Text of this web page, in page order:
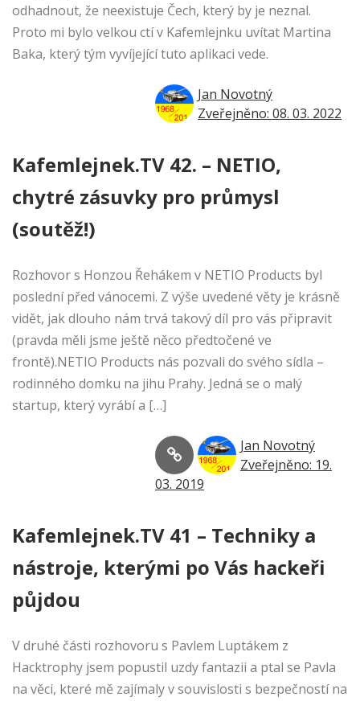
odhadnout, že neexistuje Čech, který by je neznal.
Proto mi bylo velkou ctí v Kafemlejnku uvítat Martina
Baka, který tým vyvíjející tuto aplikaci vede.
Jan Novotný
Zveřejněno: 08. 03. 2022
Kafemlejnek.TV 42. – NETIO,
chytré zásuvky pro průmysl
(soutěž!)
Rozhovor s Honzou Řehákem v NETIO Products byl
poslední před vánocemi. Z výše uvedené věty je krásně
vidět, jak dlouho nám trvá takový díl pro vás připravit
(pravda měli jsme ještě něco předtočené ve
frontě).NETIO Products nás pozvali do svého sídla –
rodinného domku na jihu Prahy. Jedná se o malý
startup, který vyrábí a […]
Jan Novotný
Zveřejněno: 19.
03. 2019
Kafemlejnek.TV 41 – Techniky a
nástroje, kterými po Vás hackeři
půjdou
V druhé části rozhovoru s Pavlem Luptákem z
Hacktrophy jsem popustil uzdy fantazii a ptal se Pavla
na věci, které mě zajímaly v souvislosti s bezpečností na